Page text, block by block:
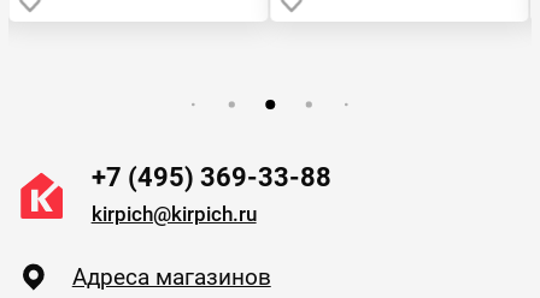
+7 (495) 369-33-88
kirpich@kirpich.ru
Адреса магазинов